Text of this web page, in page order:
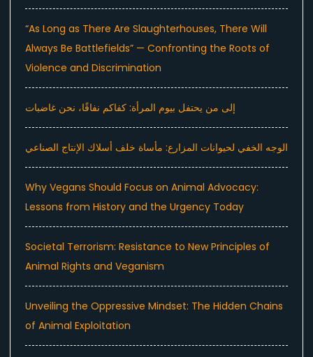
“As Long as There Are Slaughterhouses, There Will
Always Be Battlefields” — Confronting the Roots of
Violence and Discrimination
إلى من يحتفل بيوم المرأة: كفاكم نفاقًا، نحن غاضبات
الوجه الخفي لحيوانات المزارع: مأساة خلف أسلاك الإنتاج الصناعي
Why Vegans Should Focus on Animal Advocacy:
Lessons from History and the Urgency Today
Societal Terrorism: Resistance to New Principles of
Animal Rights and Veganism
Unveiling the Oppressive Mindset: The Hidden Chains
of Animal Exploitation